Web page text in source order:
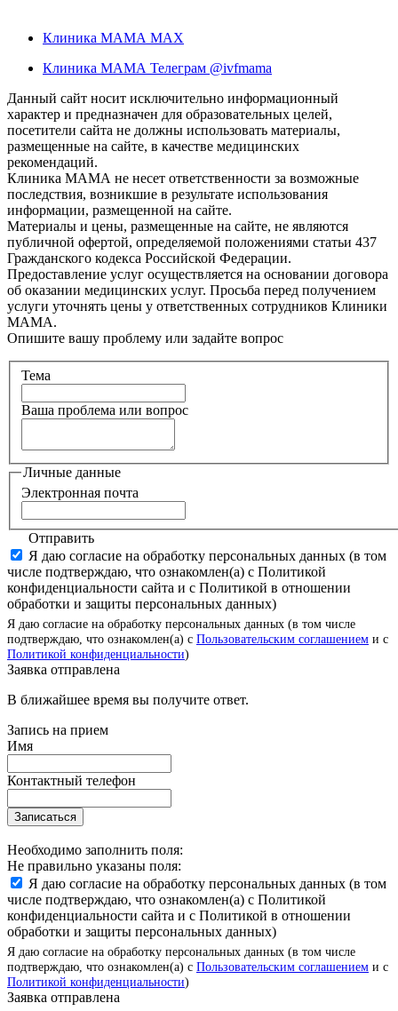
Клиника МАМА MAX
Клиника МАМА Телеграм @ivfmama
Данный сайт носит исключительно информационный
характер и предназначен для образовательных целей,
посетители сайта не должны использовать материалы,
размещенные на сайте, в качестве медицинских
рекомендаций.
Клиника МАМА не несет ответственности за возможные
последствия, возникшие в результате использования
информации, размещенной на сайте.
Материалы и цены, размещенные на сайте, не являются
публичной офертой, определяемой положениями статьи 437
Гражданского кодекса Российской Федерации.
Предоставление услуг осуществляется на основании договора
об оказании медицинских услуг. Просьба перед получением
услуги уточнять цены у ответственных сотрудников Клиники
МАМА.
Опишите вашу проблему или задайте вопрос
Тема
Ваша проблема или вопрос
Личные данные
Электронная почта
Отправить
Я даю согласие на обработку персональных данных (в том
числе подтверждаю, что ознакомлен(а) с Политикой
конфиденциальности сайта и с Политикой в отношении
обработки и защиты персональных данных)
Я даю согласие на обработку персональных данных (в том числе
подтверждаю, что ознакомлен(а) с Пользовательским соглашением и с
Политикой конфиденциальности)
Заявка отправлена
В ближайшее время вы получите ответ.
Запись на прием
Имя
Контактный телефон
Записаться
Необходимо заполнить поля:
Не правильно указаны поля:
Я даю согласие на обработку персональных данных (в том
числе подтверждаю, что ознакомлен(а) с Политикой
конфиденциальности сайта и с Политикой в отношении
обработки и защиты персональных данных)
Я даю согласие на обработку персональных данных (в том числе
подтверждаю, что ознакомлен(а) с Пользовательским соглашением и с
Политикой конфиденциальности)
Заявка отправлена